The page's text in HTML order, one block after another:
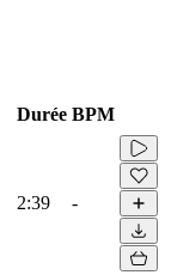
Durée BPM
2:39 -